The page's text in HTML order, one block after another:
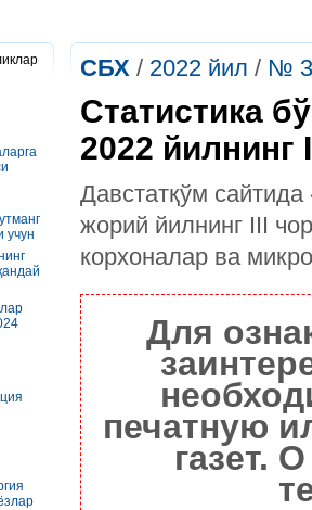
учун
СБХ / 2022 йил / №
Статистика
2022 йилнинг
Давстатқўм
жорий йилнинг III
корхоналар ва
Для
печатную
газет.